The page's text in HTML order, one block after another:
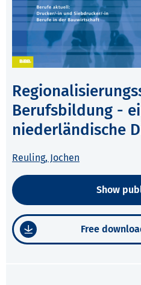
Berufsbildung -
niederländische
Reuling, Jochen
Show
Free